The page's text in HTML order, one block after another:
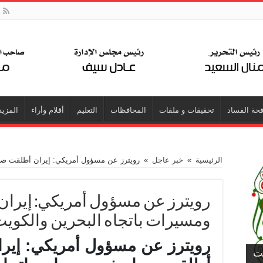
الفساد تحقيقات و ملفات المحافظات التعليم أقلام وأراء
الرئيسية » خبر عاجل » رويترز عن مسؤول أمريكي: إيران أطلقت
رويترز عن مسؤول أمريكي:
ومسيرات باتجاه البحرين
رويترز عن مسؤول أمريكي: